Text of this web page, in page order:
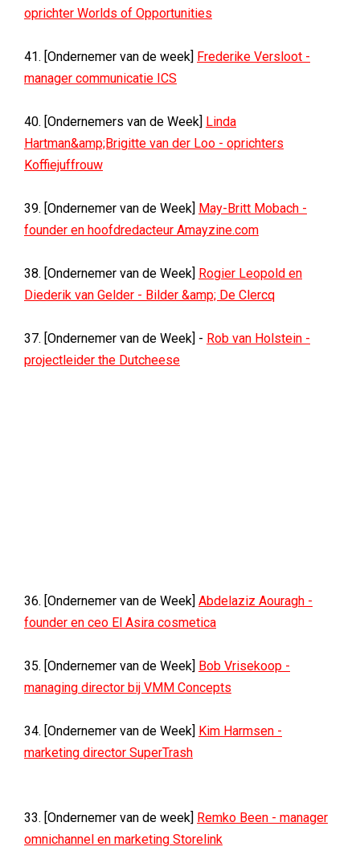
oprichter Worlds of Opportunities
41. [Ondernemer van de week] Frederike Versloot -
manager communicatie ICS
40. [Ondernemers van de Week] Linda
Hartman&amp;Brigitte van der Loo - oprichters
Koffiejuffrouw
39. [Ondernemer van de Week] May-Britt Mobach -
founder en hoofdredacteur Amayzine.com
38. [Ondernemer van de Week] Rogier Leopold en
Diederik van Gelder - Bilder &amp; De Clercq
37. [Ondernemer van de Week] - Rob van Holstein -
projectleider the Dutcheese
36. [Ondernemer van de Week] Abdelaziz Aouragh -
founder en ceo El Asira cosmetica
35. [Ondernemer van de Week] Bob Vrisekoop -
managing director bij VMM Concepts
34. [Ondernemer van de Week] Kim Harmsen -
marketing director SuperTrash
33. [Ondernemer van de week] Remko Been - manager
omnichannel en marketing Storelink